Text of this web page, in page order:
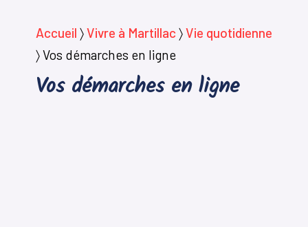
Accueil 〉Vivre à Martillac 〉Vie quotidienne
〉Vos démarches en ligne
Vos démarches en ligne